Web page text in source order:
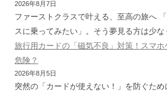
2026年8月7日
ファーストクラスで叶える、至高の旅へ
スに乗ってみたい」。そう夢見る方は少
旅行用カードの「磁気不良」対策！スマ
危険？
2026年8月5日
突然の「カードが使えない！」を防ぐため